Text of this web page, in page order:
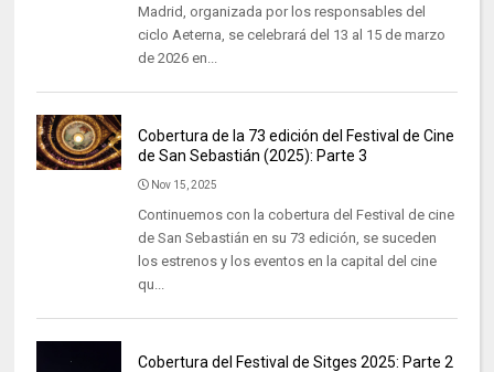
Madrid, organizada por los responsables del
ciclo Aeterna, se celebrará del 13 al 15 de marzo
de 2026 en...
Cobertura de la 73 edición del Festival de Cine
de San Sebastián (2025): Parte 3
Nov 15, 2025
Continuemos con la cobertura del Festival de cine
de San Sebastián en su 73 edición, se suceden
los estrenos y los eventos en la capital del cine
qu...
Cobertura del Festival de Sitges 2025: Parte 2